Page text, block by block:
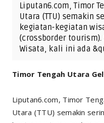
Liputan6.com, Timor
Utara (TTU) semakin
kegiatan-kegiatan
(crossborder tourism
Wisata, kali ini ada
Timor Tengah Utara
Liputan6.com, Timor
Utara (TTU) semakin